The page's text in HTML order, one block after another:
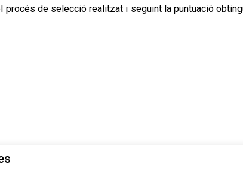
de selecció realitzat i seguint la puntuació